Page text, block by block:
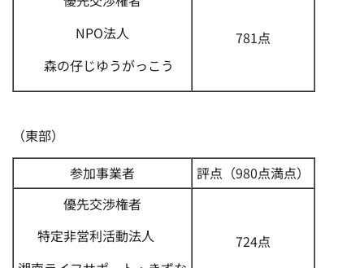
NPO法人
森の仔じゆうがっこう
781点
（東部）
参加事業者
評点（980点満点）
優先交渉権者
特定非営利活動法人
724点